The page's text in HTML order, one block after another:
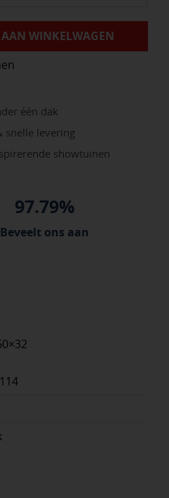
WINKELWAGEN
één dak
snelle levering
showtuinen
97.79%
Beveelt ons aan